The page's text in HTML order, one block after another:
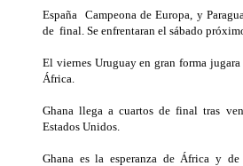
España Campeona de Europa, y
de final. Se enfrentaran el sábado
El viernes Uruguay en gran forma jugara
África.
Ghana llega a cuartos de final tras
Estados Unidos.
Ghana es la esperanza de África y